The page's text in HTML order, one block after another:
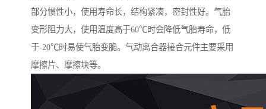
部分惯性小，使用寿命长，结构紧凑，密封性好。气胎
变形阻力大，使用温度高于60℃时会降低气胎寿命，低
于-20℃时易使气胎变脆。气动离合器接合元件主要采用
摩擦片、摩擦块等。